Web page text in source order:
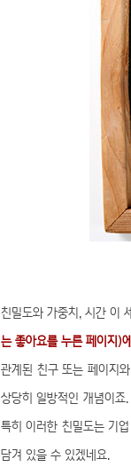
친밀도와 가중치, 시간 이
는 좋아요를 누른 페이지)
관계된 친구 또는 페이지
상당히 일방적인 개념이죠
특히 이러한 친밀도는 기
담겨 있을 수 있겠네요.